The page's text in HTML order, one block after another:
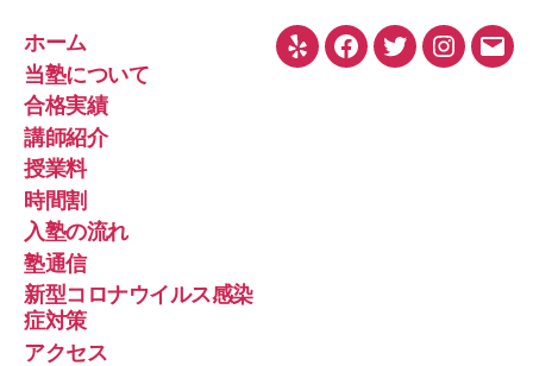
ホーム
当塾について
合格実績
講師紹介
授業料
時間割
入塾の流れ
塾通信
新型コロナウイルス感染
症対策
アクセス
Yelp Facebook
Twitter
メ